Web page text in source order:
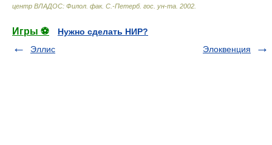
центр ВЛАДОС: Филол. фак. С.-Петерб. гос. ун-та 2002
Игры ⚽
Нужно сделать НИР?
Эллис
Элоквенция